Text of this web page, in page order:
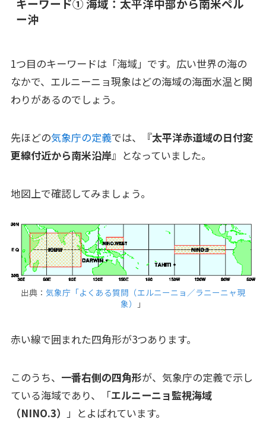
キーワード➀ 海域：太平洋中部から南米ペル
ー沖
1つ目のキーワードは「海域」です。広い世界の海の
なかで、エルニーニョ現象はどの海域の海面水温と関
わりがあるのでしょう。
先ほどの気象庁の定義では、『太平洋赤道域の日付変
更線付近から南米沿岸』となっていました。
地図上で確認してみましょう。
出典： 気象庁「よくある質問（エルニーニョ／ラニーニャ現
象）
」
赤い線で囲まれた四角形が3つあります。
このうち、 一番右側の四角形が、気象庁の定義で示し
ている海域であり、「エルニーニョ監視海域
（NINO.3） 」とよばれています。